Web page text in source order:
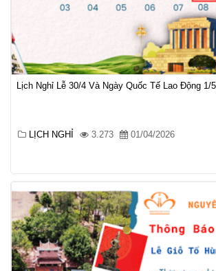
Lịch Nghỉ Lễ 30/4 Và Ngày Quốc Tế Lao Động 1/
LỊCH NGHỈ 3.273 01/04/2026